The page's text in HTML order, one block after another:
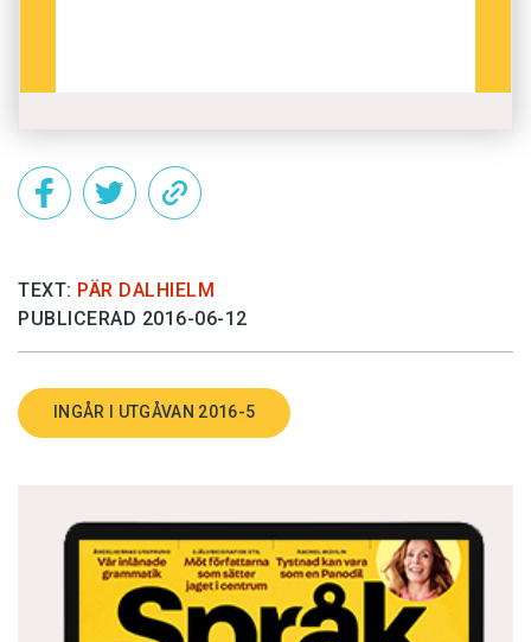
TEXT: PÄR DALHIELM
PUBLICERAD 2016-06-12
INGÅR I UTGÅVAN 2016-5